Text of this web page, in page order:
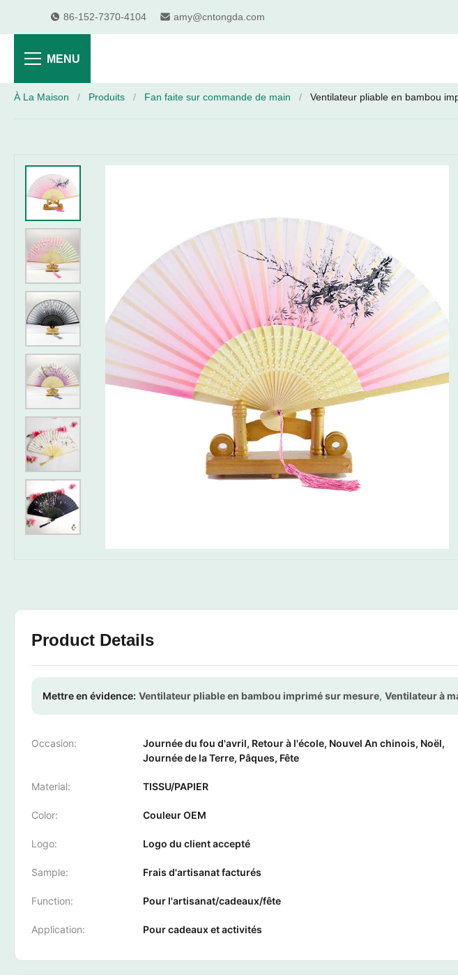
86-152-7370-4104 amy@cntongda.com
MENU
À La Maison / Produits / Fan faite sur commande de main / Ventilateur pliable en bambou
Product Details
Mettre en évidence: Ventilateur pliable en bambou imprimé sur mesure, Ventilateur à
Occasion:
Journée du fou d'avril, Retour à l'école, Nouvel An chinois, Noël,
Journée de la Terre, Pâques, Fête
Material: TISSU/PAPIER
Color: Couleur OEM
Logo: Logo du client accepté
Sample: Frais d'artisanat facturés
Function: Pour l'artisanat/cadeaux/fête
Application: Pour cadeaux et activités